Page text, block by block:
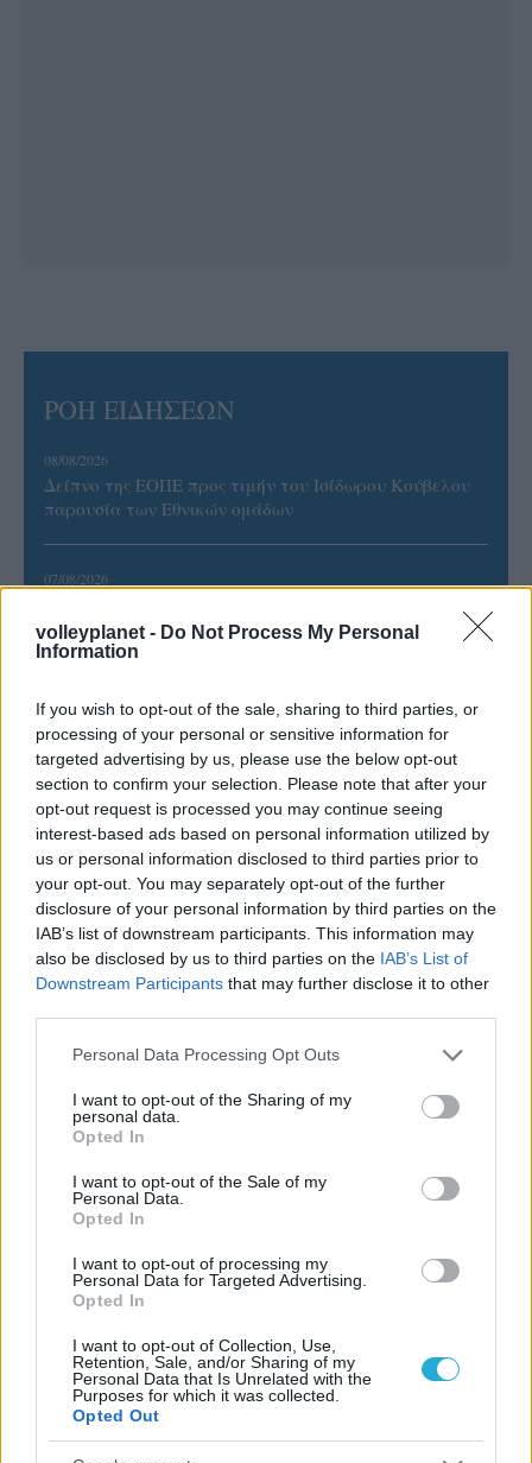
volleyplanet - Do Not Process My Personal
Information
If you wish to opt-out of the sale, sharing to third parties, or
processing of your personal or sensitive information for
targeted advertising by us, please use the below opt-out
section to confirm your selection. Please note that after your
opt-out request is processed you may continue seeing
interest-based ads based on personal information utilized by
us or personal information disclosed to third parties prior to
your opt-out. You may separately opt-out of the further
disclosure of your personal information by third parties on the
IAB’s list of downstream participants. This information may
also be disclosed by us to third parties on the IAB’s List of
Downstream Participants that may further disclose it to other
Please note that this website/app uses one or more Google
not limited to your visit or usage behaviour. You may click to
grant or deny consent to Google and its third-party tags to
use your data for below specified purposes in below Google
consent section.
Personal Data Processing Opt Outs
I want to opt-out of the Sharing of my
personal data.
Opted In
I want to opt-out of the Sale of my
Personal Data.
Opted In
I want to opt-out of processing my
Personal Data for Targeted Advertising.
Opted In
I want to opt-out of Collection, Use,
Retention, Sale, and/or Sharing of my
Personal Data that Is Unrelated with the
Purposes for which it was collected.
Opted Out
ΡΟΗ ΕΙΔΗΣΕΩΝ
08/08/2026
Δείπνο της ΕΟΠΕ προς τιμήν του Ισίδωρου Κούβελου
παρουσία των Εθνικών ομάδων
07/08/2026
Ουρμπίνο
Το πάλεψε μέχρι τέλους η Εθνική γυναικών κόντρα
στην Ιταλία Β’
06/08/2026
Η FIVB σχεδιάζει να διοργανώσει το Παγκόσμιο
Πρωτάθλημα τον Δεκέμβριο – Αντιδρούν οι σύλλογοι
06/08/2026
Έτοιμη για… υψηλές πτήσεις η Μπενφίκα του Ψάρρα
με τον «Ιπτάμενο Ολλανδό» Βίλτενμπουργκ
05/08/2026
Ουρμπίνο
ΠΕΝΥ ΡΟΝΤΟΓΙΑΝΝΗ
11/03/2026
Από την Περούτζια του 2000
ευρωπαϊκό ραντεβού του